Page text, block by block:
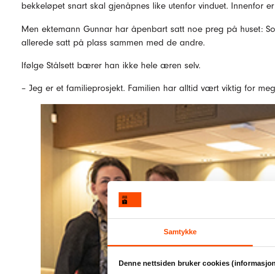
Samtykke
Denne nettsiden bruker cookies
bekkeløpet snart skal gjenåpnes like utenfor vinduet. Innenfor
Men ektemann Gunnar har åpenbart satt noe preg på huset:
allerede satt på plass sammen med de andre.
Ifølge Stålsett bærer han ikke hele æren selv.
– Jeg er et familieprosjekt. Familien har alltid vært viktig for